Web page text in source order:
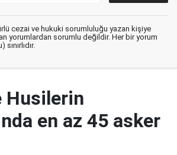
cezai ve hukuki sorumluluğu yazan kişiye
yorumlardan sorumlu değildir. Her bir yorum
Husilerin
en az 45 asker